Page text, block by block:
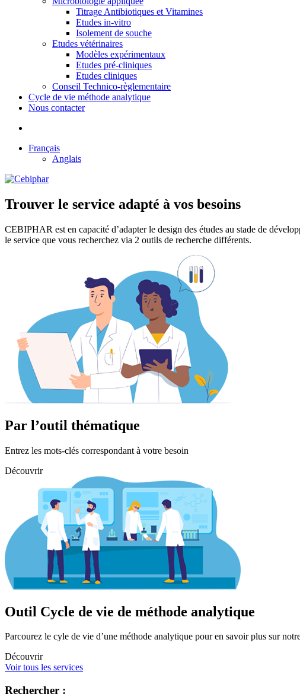
Titrage Antibiotiques et Vitamines
Etudes in-vitro
Isolement de souche
Etudes vétérinaires
Modèles expérimentaux
Etudes pré-cliniques
Etudes cliniques
Conseil Technico-règlementaire
Cycle de vie méthode analytique
Nous contacter
Français
Anglais
Trouver le service adapté à vos besoins
CEBIPHAR est en capacité d’adapter le design des études au stade de
le service que vous recherchez via 2 outils de recherche différents.
Par l’outil thématique
Entrez les mots-clés correspondant à votre besoin
Découvrir
Outil Cycle de vie de méthode analytique
Parcourez le cyle de vie d’une méthode analytique pour en savoir plus sur
Découvrir
Voir tous les services
Rechercher :